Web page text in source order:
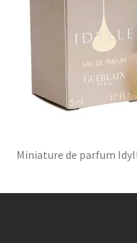
Miniature de parfum